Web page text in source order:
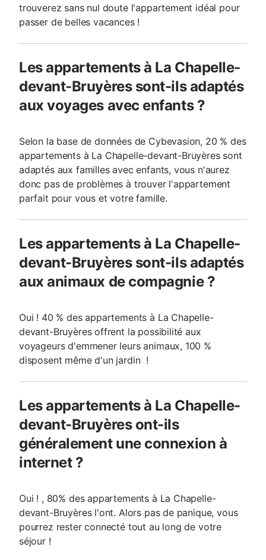
trouverez sans nul doute l'appartement idéal pour
passer de belles vacances !
Les appartements à La Chapelle-
devant-Bruyères sont-ils adaptés
aux voyages avec enfants ?
Selon la base de données de Cybevasion, 20 % des
appartements à La Chapelle-devant-Bruyères sont
adaptés aux familles avec enfants, vous n'aurez
donc pas de problèmes à trouver l'appartement
parfait pour vous et votre famille.
Les appartements à La Chapelle-
devant-Bruyères sont-ils adaptés
aux animaux de compagnie ?
Oui ! 40 % des appartements à La Chapelle-
devant-Bruyères offrent la possibilité aux
voyageurs d'emmener leurs animaux, 100 %
disposent même d'un jardin !
Les appartements à La Chapelle-
devant-Bruyères ont-ils
généralement une connexion à
internet ?
Oui ! , 80% des appartements à La Chapelle-
devant-Bruyères l'ont. Alors pas de panique, vous
pourrez rester connecté tout au long de votre
séjour !